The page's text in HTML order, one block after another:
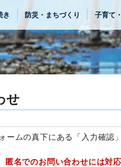
き 防災・まちづくり 子育て
せ
ームの真下にある「入力確認
名でのお問い合わせには対